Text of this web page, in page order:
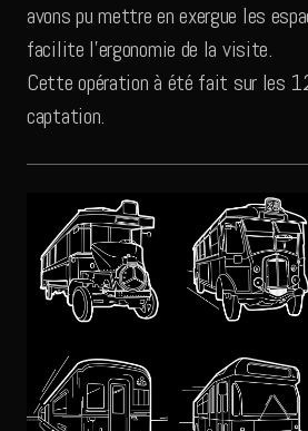
avons pu mettre en exergue les
facilite l’ergonomie de la visite.
Cette opération à été fait sur les
captation.